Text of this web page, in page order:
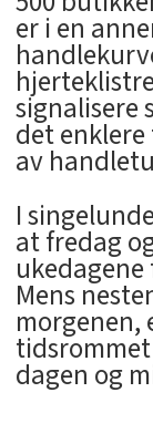
er i en
signalisere
det
av
I
at fredag
Mens
morgenen,
dagen og